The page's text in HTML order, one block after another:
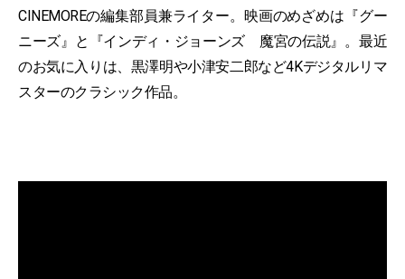
CINEMOREの編集部員兼ライター。映画のめざめは『グー
ニーズ』と『インディ・ジョーンズ 魔宮の伝説』。最近
のお気に入りは、黒澤明や小津安二郎など4Kデジタルリマ
スターのクラシック作品。